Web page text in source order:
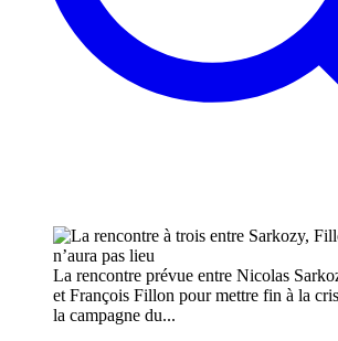
La rencontre prévue entre Nicolas
et François Fillon pour mettre fin à la
la campagne du...